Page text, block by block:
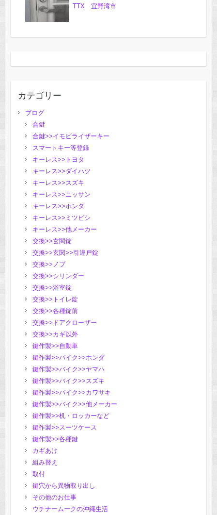
TTX 宜野湾市
カテゴリー
ブログ
合鍵
合鍵>>イモビライザーキー
スマートキー等登録
キーレス>>トヨタ
キーレス>>ダイハツ
キーレス>>スズキ
キーレス>>ニッサン
キーレス>>ホンダ
キーレス>>ミツビシ
キーレス>>他メーカー
交換>>玄関錠
交換>>玄関>>引違戸錠
交換>>ノブ
交換>>シリンダー
交換>>浴室錠
交換>>トイレ錠
交換>>各種錠前
交換>>ドアクローザー
交換>>カギ以外
鍵作製>>自動車
鍵作製>>バイク>>ホンダ
鍵作製>>バイク>>ヤマハ
鍵作製>>バイク>>スズキ
鍵作製>>バイク>>カワサキ
鍵作製>>バイク>>他メーカー
鍵作製>>机・ロッカーなど
鍵作製>>スーツケース
鍵作製>>各種鍵
カギあけ
組み替え
取付
鍵穴から異物取り出し
その他のお仕事
ウチナームークの沖縄生活